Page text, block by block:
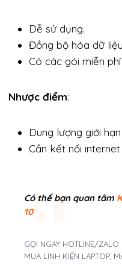
Dễ sử dụng.
Đồng bộ hóa dữ
Có các gói miễn
Nhược điểm:
Dung lượng giới
Cần kết nối
Có thể bạn quan tâm
10
GỌI NGAY HOTLINE/ZALO
MUA LINH KIỆN LAPTOP,